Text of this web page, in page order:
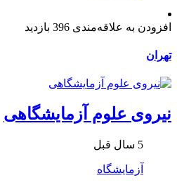
افزودن به علاقه‌مندی 396 بازدید
تهران
نیروی علوم آزمایشگاهی
5 سال قبل
آزمایشگاه